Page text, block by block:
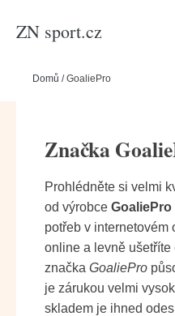
ZN sport.cz
Domů /GoaliePro
Značka
Prohlédněte si velmi
od výrobce GoaliePro
potřeb v internetovém
online a levně
značka GoaliePro
je zárukou velmi
skladem je ihned